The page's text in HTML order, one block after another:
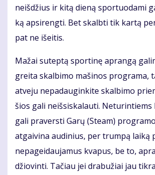
neišdžius ir kitą dieną sportuodami
ką apsirengti. Bet skalbti tik kartą
pat ne išeitis.
Mažai suteptą sportinę aprangą
greita skalbimo mašinos programa,
atveju nepadauginkite skalbimo
šios gali neišsiskalauti. Neturintiems
gali praversti Garų (Steam)
atgaivina audinius, per trumpą laiką
nepageidaujamus kvapus, be to,
džiovinti. Tačiau jei drabužiai jau